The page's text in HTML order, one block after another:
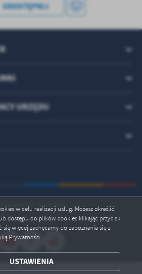
w celu realizacji usług. Możesz określić
dostępu do plików cookies klikając przycisk
się więcej zachęcamy do zapoznania się z
Prywatności.
USTAWIENIA
ZAPISZ WYBRANE
UDOSTĘPNIJ
URZĘDU
Odwiedzin: 1822649
Online: 3